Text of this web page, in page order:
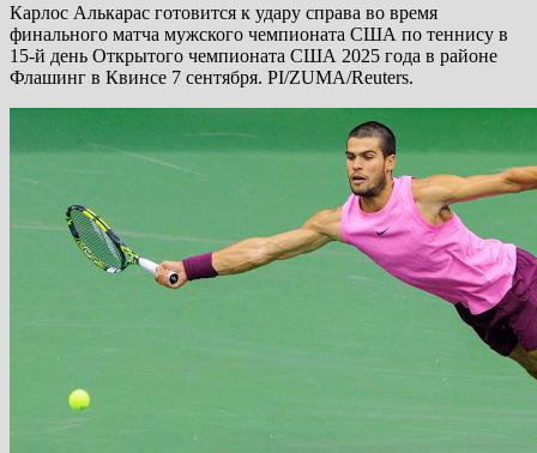
Карлос Алькарас готовится к удару справа во время
финального матча мужского чемпионата США по теннису в
15-й день Открытого чемпионата США 2025 года в районе
Флашинг в Квинсе 7 сентября. PI/ZUMA/Reuters.